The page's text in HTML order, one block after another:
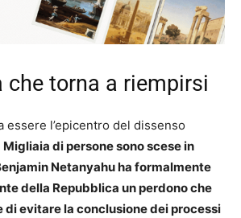
che torna a riempirsi
essere l’epicentro del dissenso
Migliaia di persone sono scese in
Netanyahu ha formalmente
della Repubblica un perdono che
evitare la conclusione dei processi